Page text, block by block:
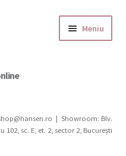
Meniu
Extinde
|Showroom: Blv.
102, sc. E, et. 2, sector 2, București